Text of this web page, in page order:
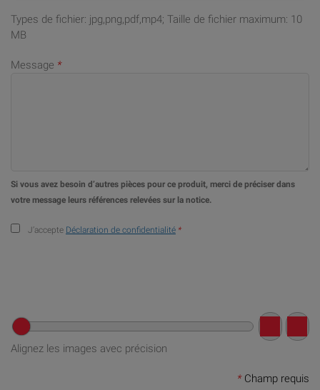
Types de fichier: jpg,png,pdf,mp4; Taille de fichier maximum: 10
MB
Message *
Si vous avez besoin d’autres pièces pour ce produit, merci de préciser dans
votre message leurs références relevées sur la notice.
J’accepte Déclaration de confidentialité *
Alignez les images avec précision
*Champ requis